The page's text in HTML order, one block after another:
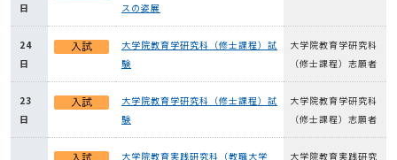
日
スの姿展
24
日
大学院教育学研究科（修士課程）試
験
大学院教育学研究科
（修士課程）志願者
23
日
大学院教育学研究科（修士課程）試
験
大学院教育学研究科
（修士課程）志願者
大学院教育実践研究科（教職大学 大学院教育実践研究